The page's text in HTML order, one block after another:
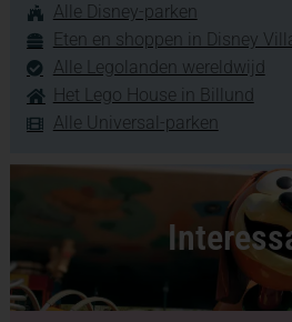
Alle Disney-parken
Eten en shoppen in Disney
Alle Legolanden wereldwijd
Het Lego House in Billund
Alle Universal-parken